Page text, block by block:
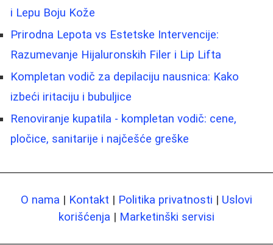
i Lepu Boju Kože
Prirodna Lepota vs Estetske Intervencije:
Razumevanje Hijaluronskih Filer i Lip Lifta
Kompletan vodič za depilaciju nausnica: Kako
izbeći iritaciju i bubuljice
Renoviranje kupatila - kompletan vodič: cene,
pločice, sanitarije i najčešće greške
O nama | Kontakt | Politika privatnosti | Uslovi
korišćenja | Marketinški servisi